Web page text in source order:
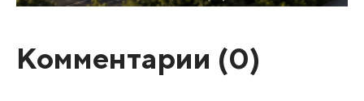
Комментарии (0)